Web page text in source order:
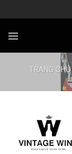
to
TRANG CHỦ